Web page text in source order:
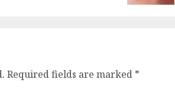
Required fields are marked *